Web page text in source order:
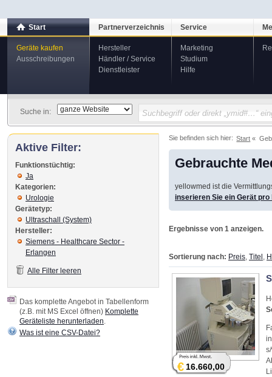
Start
Geräte kaufen
Ausschreibungen
Partnerverzeichnis
Hersteller
Händler / Service
Dienstleister
Service
Marketing
Studium
Hilfe
Suche in:
Sie befinden sich hier: Start
Gebrauchte
yellowmed ist die
inserieren Sie ein Gerät
Ergebnisse von 1 anzeigen.
Sortierung nach: Preis Titel
€16.660,00
Aktive Filter:
Funktionstüchtig:
Ja
Kategorien:
Urologie
Gerätetyp:
Ultraschall (System)
Hersteller:
Siemens - Healthcare Sector -
Erlangen
Alle Filter leeren
Das komplette Angebot in Tabellenform
(z.B. mit MS Excel öffnen) Komplette
Geräteliste herunterladen
Was ist eine CSV-Datei?